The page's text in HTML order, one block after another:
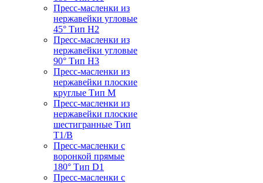
Пресс-масленки из
нержавейки угловые
45° Тип H2
Пресс-масленки из
нержавейки угловые
90° Тип H3
Пресс-масленки из
нержавейки плоские
круглые Тип M
Пресс-масленки из
нержавейки плоские
шестигранные Тип
T1/B
Пресс-масленки с
воронкой прямые
180° Тип D1
Пресс-масленки с